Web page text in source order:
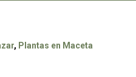
, Plantas en Maceta